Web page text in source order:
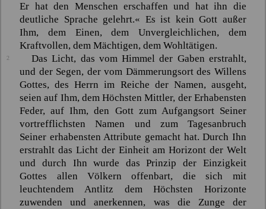
Er hat den Menschen erschaffen und hat ihn die
deutliche Sprache gelehrt.« Es ist kein Gott außer
Ihm, dem Einen, dem Unvergleichlichen, dem
Kraftvollen, dem Mächtigen, dem Wohltätigen.
2
Das Licht, das vom Himmel der Gaben erstrahlt,
und der Segen, der vom Dämmerungsort des Willens
Gottes, des Herrn im Reiche der Namen, ausgeht,
seien auf Ihm, dem Höchsten Mittler, der Erhabensten
Feder, auf Ihm, den Gott zum Aufgangsort Seiner
vortrefflichsten Namen und zum Tagesanbruch
Seiner erhabensten Attribute gemacht hat. Durch Ihn
erstrahlt das Licht der Einheit am Horizont der Welt
und durch Ihn wurde das Prinzip der Einzigkeit
Gottes allen Völkern offenbart, die sich mit
leuchtendem Antlitz dem Höchsten Horizonte
zuwenden und anerkennen, was die Zunge der